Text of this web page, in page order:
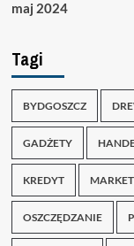
maj 2024
Tagi
BYDGOSZCZ
GADŻETY
KREDYT
OSZCZĘDZANIE